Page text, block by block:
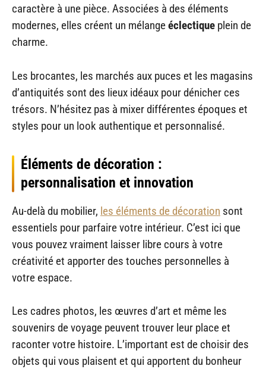
caractère à une pièce. Associées à des éléments
modernes, elles créent un mélangeéclectique plein de
charme.
Les brocantes, les marchés aux puces et les magasins
d’antiquités sont des lieux idéaux pour dénicher ces
trésors. N’hésitez pas à mixer différentes époques et
styles pour un look authentique et personnalisé.
Éléments de décoration :
personnalisation et innovation
Au-delà du mobilier, les éléments de décoration sont
essentiels pour parfaire votre intérieur. C’est ici que
vous pouvez vraiment laisser libre cours à votre
créativité et apporter des touches personnelles à
votre espace.
Les cadres photos, les œuvres d’art et même les
souvenirs de voyage peuvent trouver leur place et
raconter votre histoire. L’important est de choisir des
objets qui vous plaisent et qui apportent du bonheur